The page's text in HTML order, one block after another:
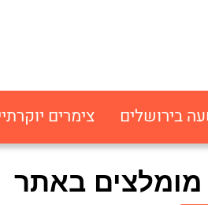
בירושלים צימרים
מומלצים באתר